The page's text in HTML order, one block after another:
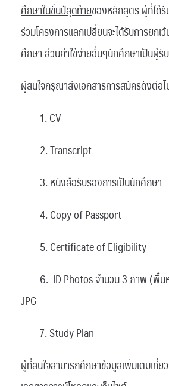
ศึกษาในชั้นปีสุดท้ายของหลักสูตร ผู้ที่ได้รั
ร่วมโครงการแลกเปลี่ยนจะได้รับการยกเ
ศึกษา ส่วนค่าใช้จ่ายอื่นๆนักศึกษาเป็นผู้
ผู้สนใจกรุณาส่งเอกสารการสมัครดังต่อ
1. CV
2. Transcript
3. หนังสือรับรองการเป็นนักศึกษา
4. Copy of Passport
5. Certificate of Eligibility
6. ID Photos จำนวน 3 ภาพ (พื้น
JPG
7. Study Plan
ผู้ที่สนใจสามารถศึกษาข้อมูลเพิ่มเติมเกี่ย